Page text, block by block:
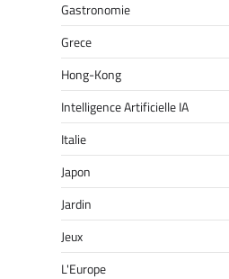
Gastronomie
Grece
Hong-Kong
Intelligence Artificielle IA
Italie
Japon
Jardin
Jeux
L'Europe